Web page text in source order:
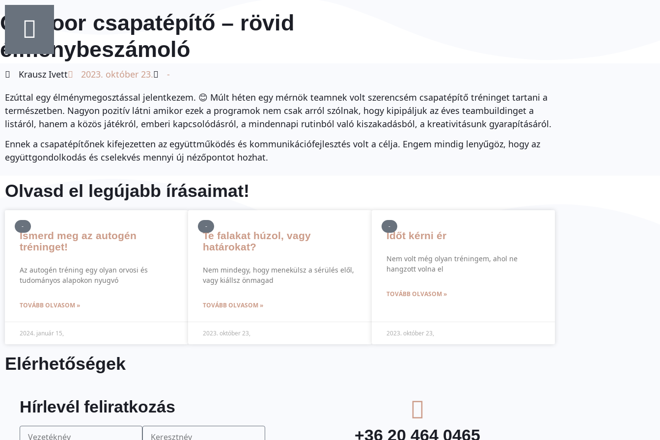
Outdoor csapatépítő – rövid
élménybeszámoló
Krausz Ivett 2023. október 23.
-
Ezúttal egy élménymegosztással jelentkezem. 😊 Múlt héten egy mérnök teamnek volt szerencsém csapatépítő tréninget tartani a
természetben. Nagyon pozitív látni amikor ezek a programok nem csak arról szólnak, hogy kipipáljuk az éves teambuildinget a
listáról, hanem a közös játékról, emberi kapcsolódásról, a mindennapi rutinból való kiszakadásból, a kreativitásunk gyarapításáról.
Ennek a csapatépítőnek kifejezetten az együttműködés és kommunikációfejlesztés volt a célja. Engem mindig lenyűgöz, hogy az
együttgondolkodás és cselekvés mennyi új nézőpontot hozhat.
Olvasd el legújabb írásaimat!
-
Ismerd meg az autogén
tréninget!
Az autogén tréning egy olyan orvosi és
tudományos alapokon nyugvó
TOVÁBB OLVASOM »
2024. január 15,
-
Te falakat húzol, vagy
határokat?
Nem mindegy, hogy menekülsz a sérülés elől,
vagy kiállsz önmagad
TOVÁBB OLVASOM »
2023. október 23,
-
Időt kérni ér
Nem volt még olyan tréningem, ahol ne
hangzott volna el
TOVÁBB OLVASOM »
2023. október 23,
Elérhetőségek
Hírlevél feliratkozás
+36 20 464 0465